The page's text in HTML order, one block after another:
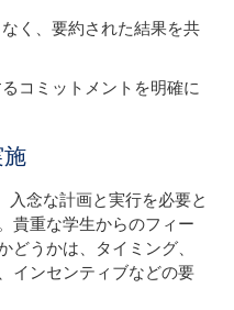
く、要約された結果を共
コミットメントを明確に
施
入念な計画と実行を必要と
貴重な学生からのフィー
どうかは、タイミング、
インセンティブなどの要